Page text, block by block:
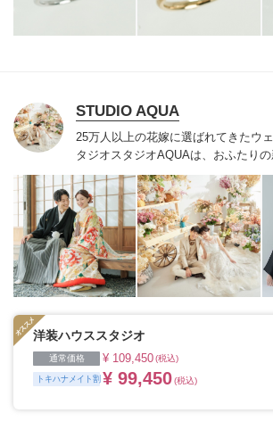
STUDIO AQUA
25万人以上の花嫁に選ばれてきたウ
タジオ スタジオAQUAは、おふたりの
を添える“最高のウェディングフォト
ていただきます。1枚の写真のチカラ
洋装ハウススタジオ
通常価格 ¥ 109,450(税込)
トキハナメイト割 ¥ 99,450(税込)